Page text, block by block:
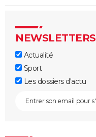
NEWSLETTERS
Actualité
Sport
Les dossiers d'actu